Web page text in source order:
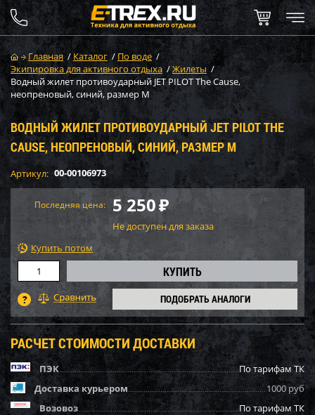
Главная / Каталог / По воде /
Экипировка для активного отдыха /Жилеты /
Водный жилет противоударный JET PILOT The Cause,
неопреновый, синий, размер M
ВОДНЫЙ ЖИЛЕТ ПРОТИВОУДАРНЫЙ JET PILOT THE
CAUSE, НЕОПРЕНОВЫЙ, СИНИЙ, РАЗМЕР M
Артикул: 00-00106973
Последняя цена: 5 250₽
Не доступен для заказа
Купить потом
ПОДОБРАТЬ АНАЛОГИ
РАСЧЕТ СТОИМОСТИ ДОСТАВКИ
ПЭК
По тарифам ТК
Доставка курьером
1000 руб
Возовоз
По тарифам ТК